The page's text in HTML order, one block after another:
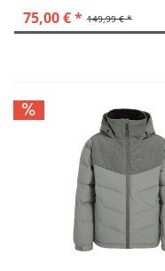
149,99 € *
75,00 € *